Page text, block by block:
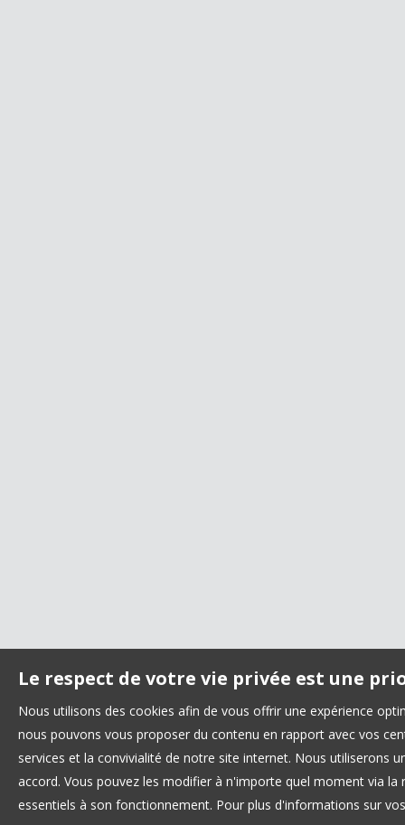
Le respect de votre vie privée est une
Nous utilisons des cookies afin de vous offrir une expérience
nous pouvons vous proposer du contenu en rapport avec vos
services et la convivialité de notre site internet. Nous utiliserons
accord. Vous pouvez les modifier à n'importe quel moment via
essentiels à son fonctionnement. Pour plus d'informations sur